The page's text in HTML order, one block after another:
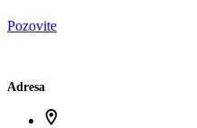
Pozovite
Adresa